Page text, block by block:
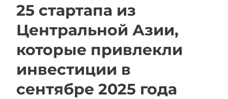
25 стартапа из
Центральной Азии,
которые привлекли
инвестиции в
сентябре 2025 года